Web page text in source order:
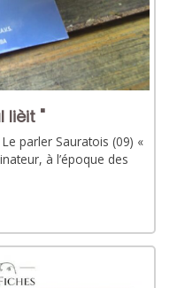
lièit "
parler Sauratois (09) «
à l’époque des